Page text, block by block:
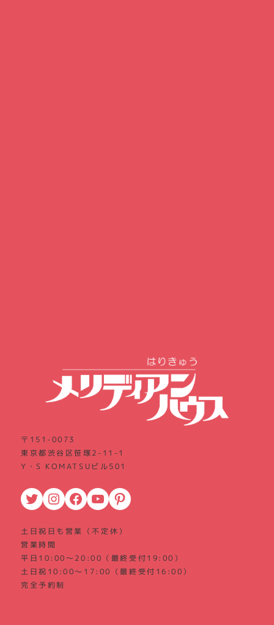
〒151-0073
東京都渋谷区笹塚2-11-1
Y・S KOMATSUビル501
Twitter Instagram Facebook YouTube Pinterest
土日祝日も営業（不定休）
営業時間
平日10:00～20:00（最終受付19:00）
土日祝10:00～17:00（最終受付16:00）
完全予約制